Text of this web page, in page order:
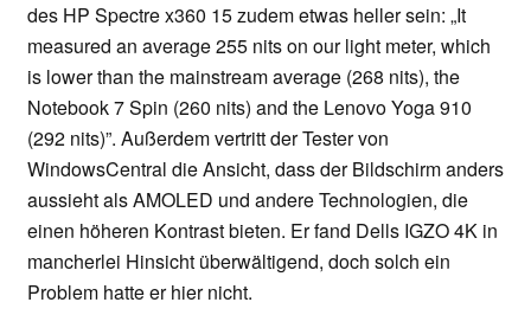
des HP Spectre x360 15 zudem etwas heller sein: „It
measured an average 255 nits on our light meter, which
is lower than the mainstream average (268 nits), the
Notebook 7 Spin (260 nits) and the Lenovo Yoga 910
(292 nits)”. Außerdem vertritt der Tester von
WindowsCentral die Ansicht, dass der Bildschirm anders
aussieht als AMOLED und andere Technologien, die
einen höheren Kontrast bieten. Er fand Dells IGZO 4K in
mancherlei Hinsicht überwältigend, doch solch ein
Problem hatte er hier nicht.